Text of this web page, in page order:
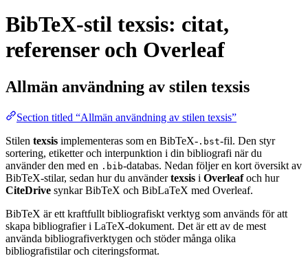
BibTeX-stil texsis: citat,
referenser och Overleaf
Allmän användning av stilen texsis
Section titled “Allmän användning av stilen texsis”
Stilen texsis implementeras som en BibTeX- .bst-fil. Den styr
sortering, etiketter och interpunktion i din bibliografi när du
använder den med en .bib-databas. Nedan följer en kort översikt av
BibTeX-stilar, sedan hur du användertexsis i Overleafoch hur
CiteDrive synkar BibTeX och BibLaTeX med Overleaf.
BibTeX är ett kraftfullt bibliografiskt verktyg som används för att
skapa bibliografier i LaTeX-dokument. Det är ett av de mest
använda bibliografiverktygen och stöder många olika
bibliografistilar och citeringsformat.